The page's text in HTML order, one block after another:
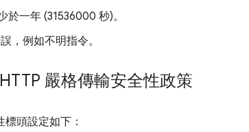
於一年 (31536000 秒)。
，例如不明指令。
嚴格傳輸安全性政策
頭設定如下：